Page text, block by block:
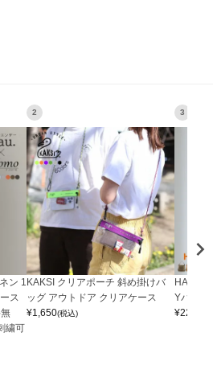
ン 1
ス
繍可
2
KAKSI クリアポーチ 斜め掛けバ
ッグ アウトドア クリアケース
¥1,650(税込)
3
Yバッグ
¥22,000